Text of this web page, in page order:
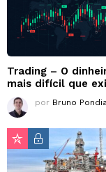
Trading – O
mais difícil que
por Bruno